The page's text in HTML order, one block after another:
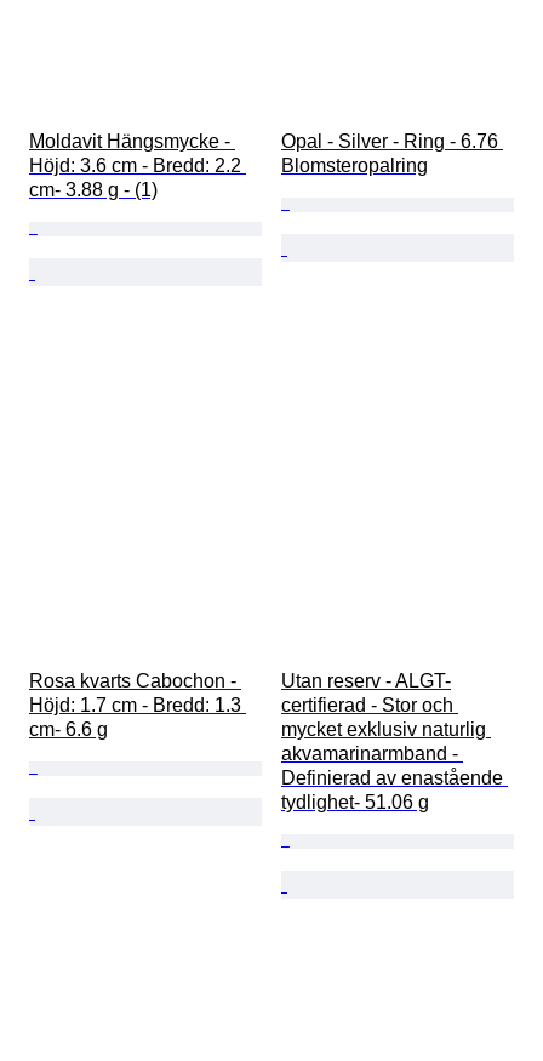
Moldavit Hängsmycke -
Höjd: 3.6 cm - Bredd: 2.2
cm- 3.88 g - (1)
Opal - Silver - Ring - 6.76
Blomsteropalring
Rosa kvarts Cabochon -
Höjd: 1.7 cm - Bredd: 1.3
cm- 6.6 g
Utan reserv - ALGT-
certifierad - Stor och
mycket exklusiv naturlig
akvamarinarmband -
Definierad av enastående
tydlighet- 51.06 g